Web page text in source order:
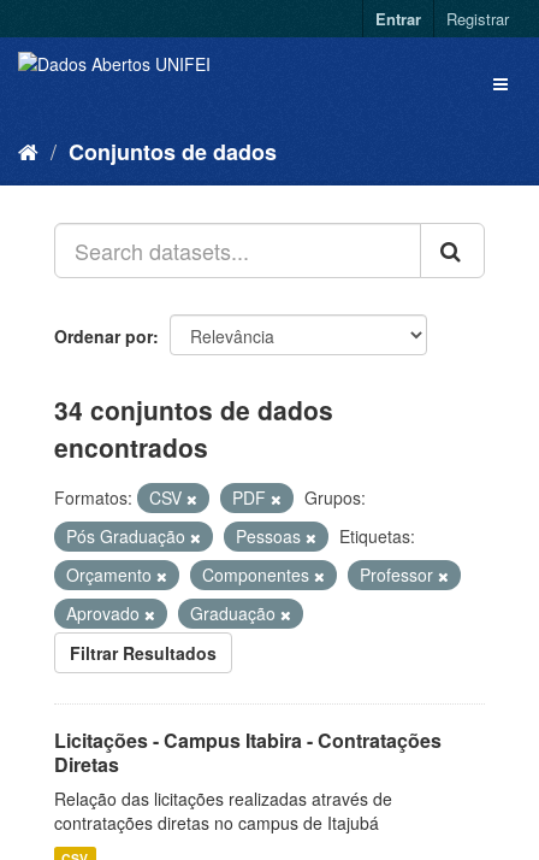
Entrar Registrar
Conjuntos de dados
Ordenar por
34 conjuntos de dados
encontrados
Formatos: CSV PDF
Grupos:
Pós Graduação
Pessoas
Etiquetas:
Orçamento
Componentes
Professor
Aprovado
Graduação
Filtrar Resultados
Licitações - Campus Itabira - Contratações
Diretas
Relação das licitações realizadas através de
contratações diretas no campus de Itajubá